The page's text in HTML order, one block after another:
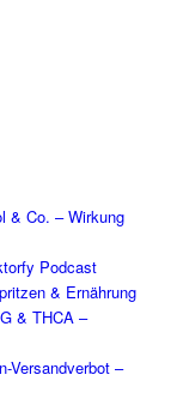
& Co. – Wirkung
Podcast
& Ernährung
& THCA –
–